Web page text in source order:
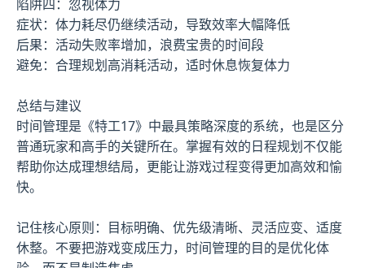
陷阱四：忽视体力
症状：体力耗尽仍继续活动，导致效率大幅降低
后果：活动失败率增加，浪费宝贵的时间段
避免：合理规划高消耗活动，适时休息恢复体力
总结与建议
时间管理是《特工17》中最具策略深度的系统，也是区分
普通玩家和高手的关键所在。掌握有效的日程规划不仅能
帮助你达成理想结局，更能让游戏过程变得更加高效和愉
快。
记住核心原则：目标明确、优先级清晰、灵活应变、适度
休整。不要把游戏变成压力，时间管理的目的是优化体